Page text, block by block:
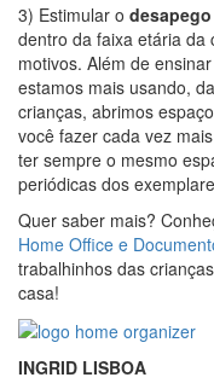
3) Estimular o desapego
dentro da faixa etária da
motivos. Além de
estamos mais usando,
crianças, abrimos
você fazer cada vez
ter sempre o mesmo
periódicas dos
Quer saber mais?
Home Office e
trabalhinhos das
casa!
INGRID LISBOA